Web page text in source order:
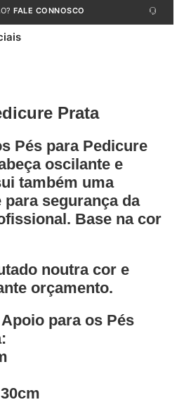
FALE CONNOSCO
Prata
Pés para Pedicure
oscilante e
também uma
para segurança da
Base na cor
noutra cor e
orçamento.
para os Pés